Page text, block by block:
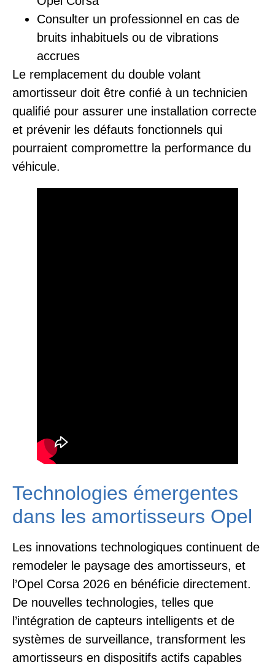
Consulter un professionnel en cas de
bruits inhabituels ou de vibrations
accrues
Le remplacement du double volant
amortisseur doit être confié à un technicien
qualifié pour assurer une installation correcte
et prévenir les défauts fonctionnels qui
pourraient compromettre la performance du
véhicule.
Technologies émergentes
dans les amortisseurs Opel
Les innovations technologiques continuent de
remodeler le paysage des amortisseurs, et
l’Opel Corsa 2026 en bénéficie directement.
De nouvelles technologies, telles que
l’intégration de capteurs intelligents et de
systèmes de surveillance, transforment les
amortisseurs en dispositifs actifs capables